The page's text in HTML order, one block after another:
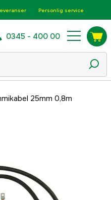
Personlig service
0345 - 400 00
25mm 0,8m